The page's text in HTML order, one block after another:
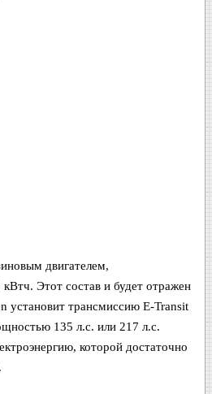
двигателем,
Этот состав и будет отражен
установит трансмиссию E-Transit
135 л.с. или 217 л.с.
которой достаточно